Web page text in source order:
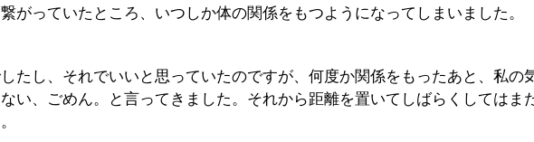
がっていたところ、いつしか体の関係をもつようになってしまいました。
たし、それでいいと思っていたのですが、何度か関係をもったあと、私の
い、ごめん。と言ってきました。それから距離を置いてしばらくしてはま